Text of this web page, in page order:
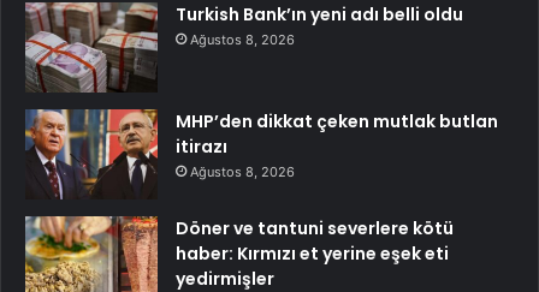
Turkish Bank’ın yeni adı belli oldu
Ağustos 8, 2026
MHP’den dikkat çeken mutlak butlan
itirazı
Ağustos 8, 2026
Döner ve tantuni severlere kötü
haber: Kırmızı et yerine eşek eti
yedirmişler